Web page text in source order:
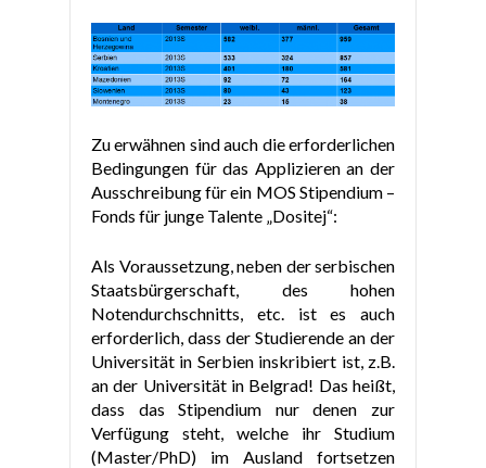
Zu erwähnen sind auch die erforderlichen
Bedingungen für das Applizieren an der
Ausschreibung für ein MOS Stipendium –
Fonds für junge Talente „Dositej“:
Als Voraussetzung, neben der serbischen
Staatsbürgerschaft, des hohen
Notendurchschnitts, etc. ist es auch
erforderlich, dass der Studierende an der
Universität in Serbien inskribiert ist, z.B.
an der Universität in Belgrad! Das heißt,
dass das Stipendium nur denen zur
Verfügung steht, welche ihr Studium
(Master/PhD) im Ausland fortsetzen